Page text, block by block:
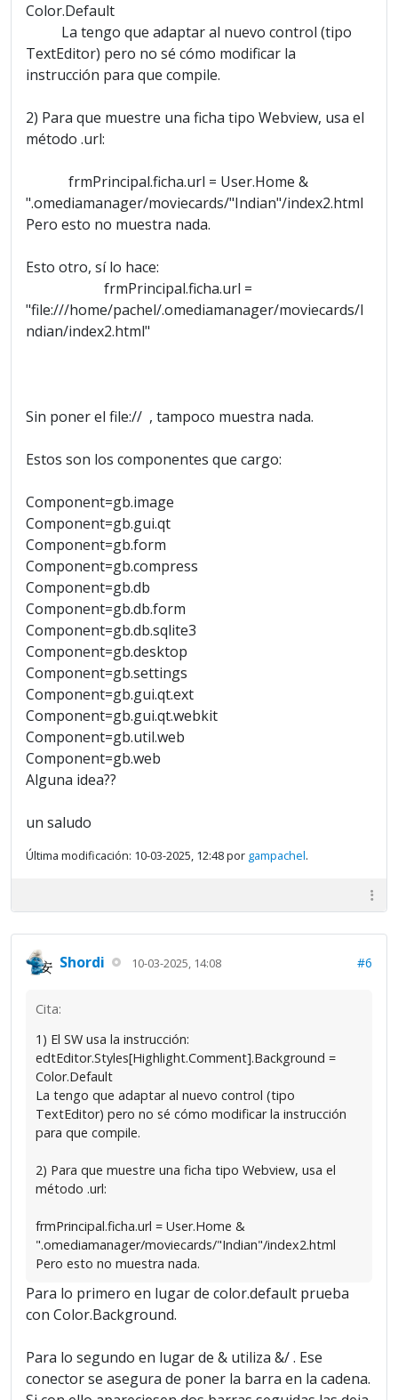
Color.Default
La tengo que adaptar al nuevo control (tipo
TextEditor) pero no sé cómo modificar la
instrucción para que compile.
2) Para que muestre una ficha tipo Webview, usa el
método .url:
frmPrincipal.ficha.url = User.Home &
".omediamanager/moviecards/"Indian"/index2.html
Pero esto no muestra nada.
Esto otro, sí lo hace:
frmPrincipal.ficha.url =
"file:///home/pachel/.omediamanager/moviecards/I
ndian/index2.html"
Sin poner el file:// , tampoco muestra nada.
Estos son los componentes que cargo:
Component=gb.image
Component=gb.gui.qt
Component=gb.form
Component=gb.compress
Component=gb.db
Component=gb.db.form
Component=gb.db.sqlite3
Component=gb.desktop
Component=gb.settings
Component=gb.gui.qt.ext
Component=gb.gui.qt.webkit
Component=gb.util.web
Component=gb.web
Alguna idea??
un saludo
Última modificación: 10-03-2025, 12:48 por gampachel.
Shordi 10-03-2025, 14:08 #6
Cita:
1) El SW usa la instrucción:
edtEditor.Styles[Highlight.Comment].Background =
Color.Default
La tengo que adaptar al nuevo control (tipo
TextEditor) pero no sé cómo modificar la instrucción
para que compile.
2) Para que muestre una ficha tipo Webview, usa el
método .url:
frmPrincipal.ficha.url = User.Home &
".omediamanager/moviecards/"Indian"/index2.html
Pero esto no muestra nada.
Para lo primero en lugar de color.default prueba
con Color.Background.
Para lo segundo en lugar de & utiliza &/ . Ese
conector se asegura de poner la barra en la cadena.